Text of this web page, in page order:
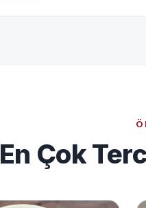
En Çok